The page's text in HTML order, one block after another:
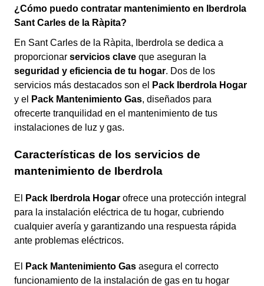
¿Cómo puedo contratar mantenimiento en Iberdrola
Sant Carles de la Ràpita?
En Sant Carles de la Ràpita, Iberdrola se dedica a
proporcionar servicios clave que aseguran la
seguridad y eficiencia de tu hogar. Dos de los
servicios más destacados son el
Pack Iberdrola Hogar
y el
Pack Mantenimiento Gas, diseñados para
ofrecerte tranquilidad en el mantenimiento de tus
instalaciones de luz y gas.
Características de los servicios de
mantenimiento de Iberdrola
El Pack Iberdrola Hogar ofrece una protección integral
para la instalación eléctrica de tu hogar, cubriendo
cualquier avería y garantizando una respuesta rápida
ante problemas eléctricos.
El Pack Mantenimiento Gas asegura el correcto
funcionamiento de la instalación de gas en tu hogar